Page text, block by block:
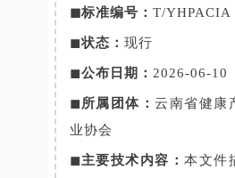
◼标准编号： T/
◼状态： 现行
◼公布日期： 2026-06-10
◼所属团体： 云南省健康
业协会
◼主要技术内容：本文件